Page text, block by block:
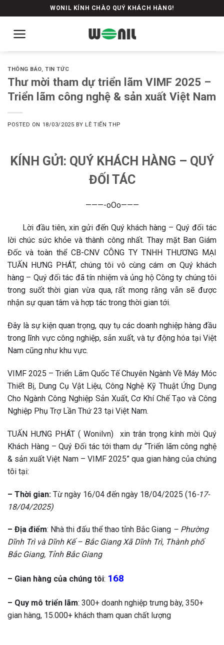
to
content
WONIL KÍNH CHÀO QUÝ KHÁCH HÀNG!
THÔNG BÁO,TIN TỨC
Thư mời tham dự triển lãm VIMF 2025 –
Triển lãm công nghệ & sản xuất Việt Nam
POSTED ON 18/03/2025 BY LÊ TIẾN THP
KÍNH GỬI: QUÝ KHÁCH HÀNG – QUÝ
ĐỐI TÁC
———-oOo———
Lời đầu tiên, xin gửi đến Quý khách hàng – Quý đối tác
lời chúc sức khỏe và thành công nhất. Thay mặt Ban Giám
Đốc và toàn thể CB-CNV CÔNG TY TNHH THƯƠNG MẠI
TUẤN HƯNG PHÁT, chúng tôi vô cùng cám ơn Quý khách
hàng – Quý đối tác đã tín nhiệm và ủng hộ Công ty chúng tôi
trong suốt thời gian vừa qua, rất mong rằng vẫn sẽ được
nhận sự quan tâm và hợp tác trong thời gian tới.
Đây là sự kiện quan trọng, quy tụ các doanh nghiệp hàng đầu
trong lĩnh vực công nghiệp, sản xuất, và tự động hóa tại Việt
Nam cũng như khu vực.
VIMF 2025 – Triển Lãm Quốc Tế Chuyên Ngành Về Máy Móc
Thiết Bị, Dung Cụ Vật Liệu, Công Nghệ Kỹ Thuật Ứng Dụng
Cho Ngành Công Nghiệp Sản Xuất, Cơ Khí Chế Tạo và Công
Nghiệp Phụ Trợ Lần Thứ 23 tại Việt Nam.
TUẤN HƯNG PHÁT ( Wonilvn) xin trân trọng kính mời Quý
Khách Hàng – Quý Đối tác tới tham dự “Triển lãm công nghệ
& sản xuất Việt Nam – VIMF 2025” qua gian hàng của chúng
tôi tại:
– Thời gian: Từ ngày 16/04 đến ngày 18/04/2025 (16-17-
18/04/2025)
– Địa điểm: Nhà thi đấu thể thao tỉnh Bắc Giang – Phường
Dĩnh Trì và Dĩnh Kế – Bắc Giang Xã Dĩnh Trì, Thành phố
Bắc Giang, Tỉnh Bắc Giang
– Gian hàng của chúng tôi: 168
– Quy mô triển lãm: 300+ doanh nghiệp trưng bày, 350+
gian hàng, 15.000+ khách tham quan chất lượng